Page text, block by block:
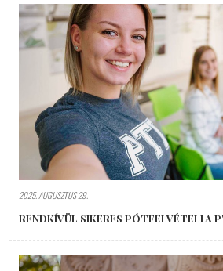
2025. AUGUSZTUS 29.
RENDKÍVÜL SIKERES PÓTFELVÉTELI A